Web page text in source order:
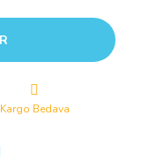
Kargo Bedava